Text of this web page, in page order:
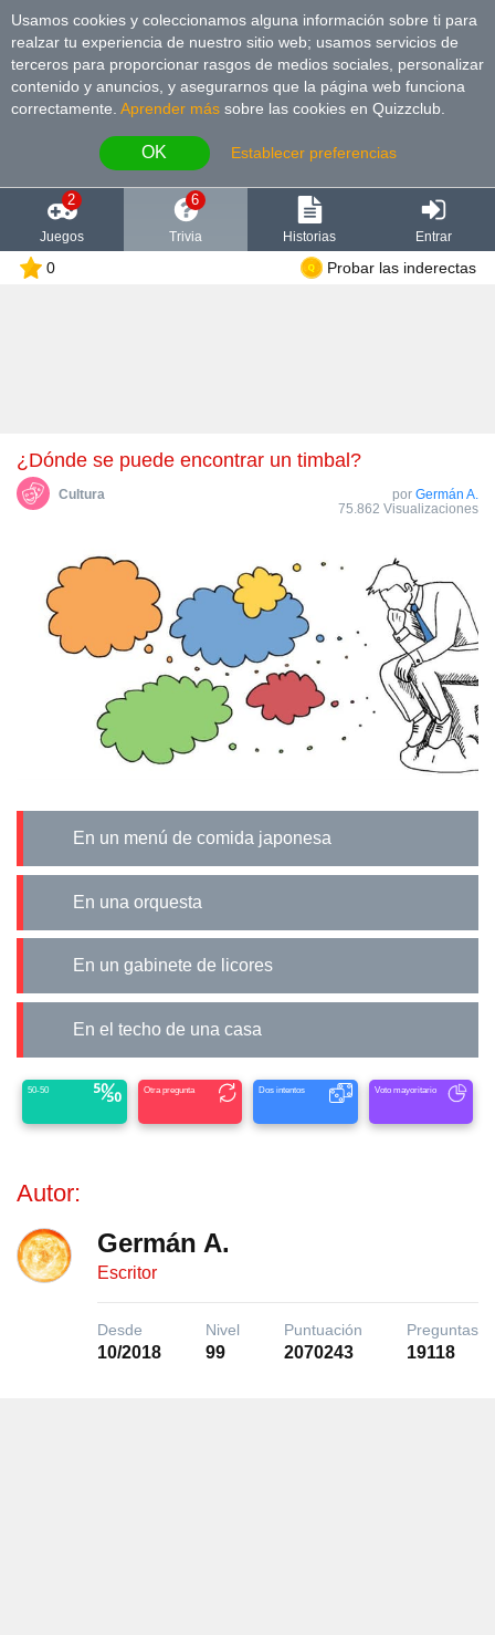
Usamos cookies y coleccionamos alguna información sobre ti para
realzar tu experiencia de nuestro sitio web; usamos servicios de
terceros para proporcionar rasgos de medios sociales, personalizar
contenido y anuncios, y asegurarnos que la página web funciona
correctamente. Aprender más sobre las cookies en Quizzclub.
OK Establecer preferencias
2
Juegos
6
Trivia Historias Entrar
0 Probar las inderectas
¿Dónde se puede encontrar un timbal?
Cultura por Germán A.
75.862 Visualizaciones
En un menú de comida japonesa
En una orquesta
En un gabinete de licores
En el techo de una casa
50-50 Otra pregunta Dos intentos Voto mayoritario
Autor:
Germán A.
Escritor
Desde
10/2018
Nivel
99
Puntuación
2070243
Preguntas
19118